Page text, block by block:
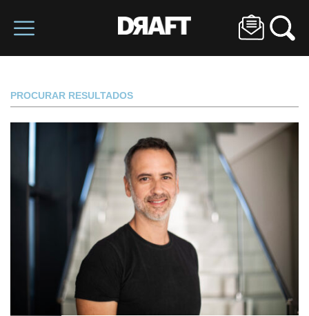
PROCURAR RESULTADOS